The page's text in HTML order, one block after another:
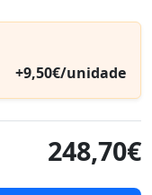
+9,50€/unidade
248,70€